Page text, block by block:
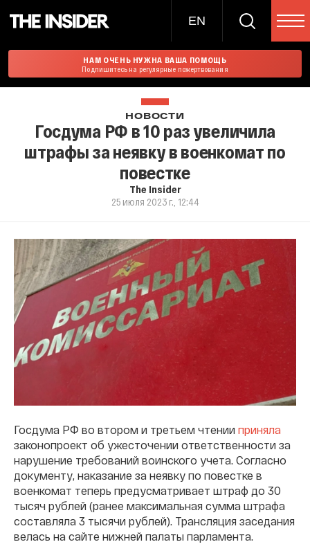
EN
НАМ ОЧЕНЬ НУЖНА ВАША ПОМОЩЬ
Подпишитесь на регулярные пожертвования
НОВОСТИ
Госдума РФ в 10 раз увеличила
штрафы за неявку в военкомат по
повестке
The Insider
25 июля 2023 г., 12:44
Госдума РФ во втором и третьем чтении приняла
законопроект об ужесточении ответственности за
нарушение требований воинского учета. Согласно
документу, наказание за неявку по повестке в
военкомат теперь предусматривает штраф до 30
тысяч рублей (ранее максимальная сумма штрафа
составляла 3 тысячи рублей). Трансляция заседания
велась на сайте нижней палаты парламента.